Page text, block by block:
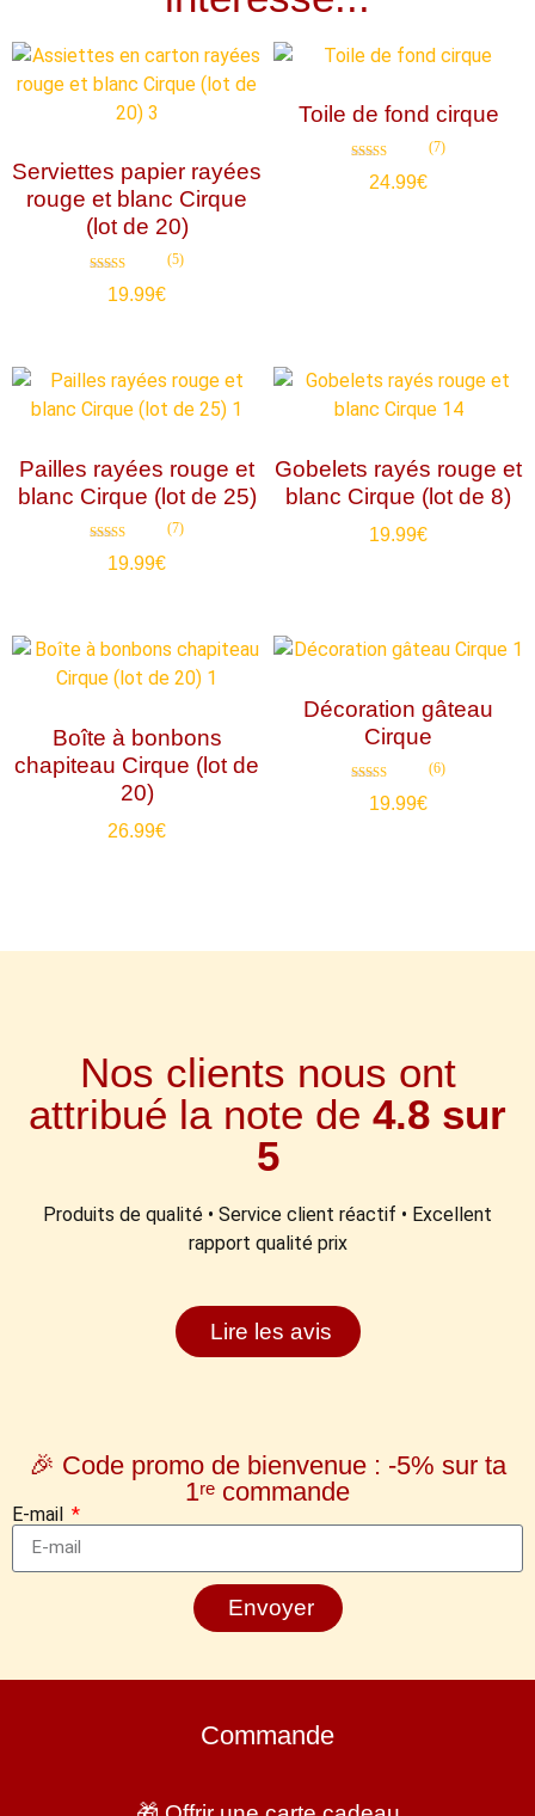
Serviettes papier rayées
rouge et blanc Cirque
(lot de 20)
4.80
(5)
19.99€
Toile de fond cirque
4.71
(7)
24.99€
Pailles rayées rouge et
blanc Cirque (lot de 25)
4.71
(7)
19.99€
Gobelets rayés rouge et
blanc Cirque (lot de 8)
19.99€
Boîte à bonbons
chapiteau Cirque (lot de
20)
26.99€
Décoration gâteau
Cirque
4.83
(6)
19.99€
Nos clients nous ont
attribué la note de 4.8 sur
5
Produits de qualité • Service client réactif • Excellent
rapport qualité prix
Lire les avis
🎉 Code promo de bienvenue : -5% sur ta
1ʳᵉ commande
E-mail
Envoyer
Commande